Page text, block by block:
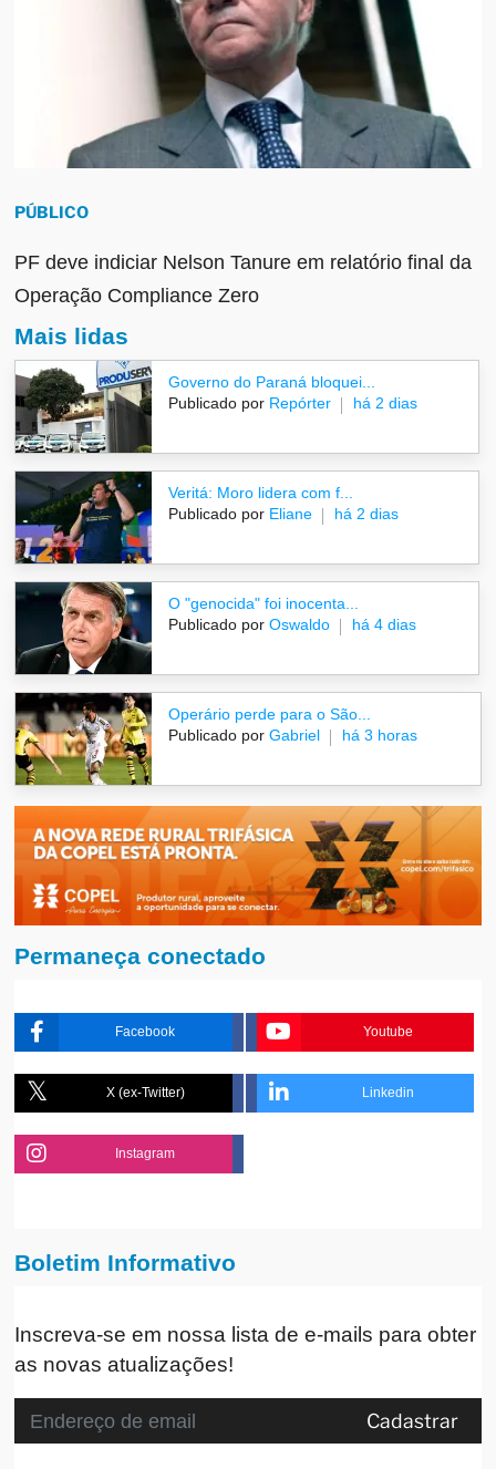
PÚBLICO
PF deve indiciar Nelson Tanure em relatório final da
Operação Compliance Zero
Mais lidas
Governo do Paraná bloquei...
Publicado por Repórter há 2 dias
Veritá: Moro lidera com f...
Publicado por Eliane há 2 dias
O "genocida" foi inocenta...
Publicado por Oswaldo há 4 dias
Operário perde para o São...
Publicado por Gabriel há 3 horas
Permaneça conectado
Facebook Youtube
X (ex-Twitter) Linkedin
Instagram
Boletim Informativo
Inscreva-se em nossa lista de e-mails para obter
as novas atualizações!
Cadastrar